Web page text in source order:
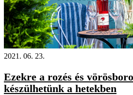
2021. 06. 23.
Ezekre a rozés és
készülhetünk a hetekben